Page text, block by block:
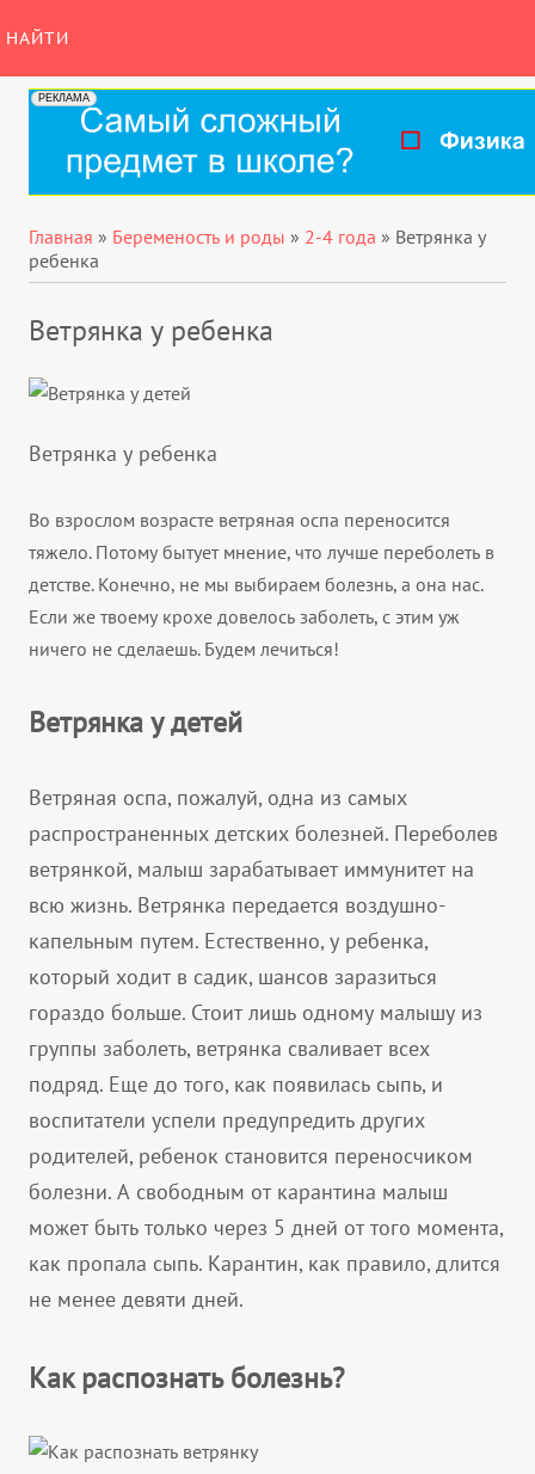
НАЙТИ
Главная » Беременость и роды » 2-4 года » Ветрянка у
ребенка
Ветрянка у ребенка
Ветрянка у ребенка
Во взрослом возрасте ветряная оспа переносится
тяжело. Потому бытует мнение, что лучше переболеть в
детстве. Конечно, не мы выбираем болезнь, а она нас.
Если же твоему крохе довелось заболеть, с этим уж
ничего не сделаешь. Будем лечиться!
Ветрянка у детей
Ветряная оспа, пожалуй, одна из самых
распространенных детских болезней. Переболев
ветрянкой, малыш зарабатывает иммунитет на
всю жизнь. Ветрянка передается воздушно-
капельным путем. Естественно, у ребенка,
который ходит в садик, шансов заразиться
гораздо больше. Стоит лишь одному малышу из
группы заболеть, ветрянка сваливает всех
подряд. Еще до того, как появилась сыпь, и
воспитатели успели предупредить других
родителей, ребенок становится переносчиком
болезни. А свободным от карантина малыш
может быть только через 5 дней от того момента,
как пропала сыпь. Карантин, как правило, длится
не менее девяти дней.
Как распознать болезнь?